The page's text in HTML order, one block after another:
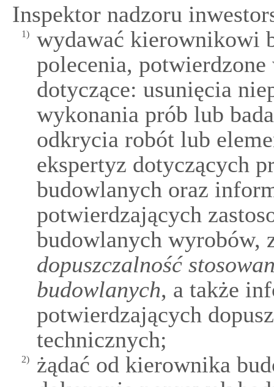
Inspektor nadzoru
1)
wydawać kierownikowi
polecenia,
dotyczące: usunięcia
wykonania prób lub
odkrycia robót lub
ekspertyz dotyczących
budowlanych oraz
potwierdzających
budowlanych wyrobów,
dopuszczalność
budowlanych, a także
potwierdzających
technicznych;
2)
żądać od kierownika